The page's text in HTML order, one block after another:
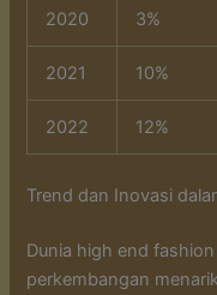
2020 3%
2021 10%
2022 12%
Trend dan Inovasi
Dunia high end
perkembangan